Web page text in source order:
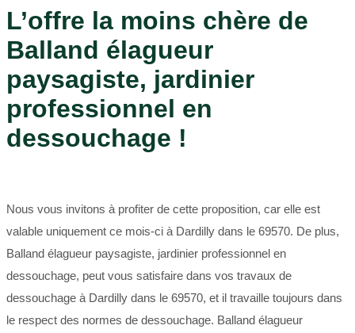
L’offre la moins chère de
Balland élagueur
paysagiste, jardinier
professionnel en
dessouchage !
Nous vous invitons à profiter de cette proposition, car elle est
valable uniquement ce mois-ci à Dardilly dans le 69570. De plus,
Balland élagueur paysagiste, jardinier professionnel en
dessouchage, peut vous satisfaire dans vos travaux de
dessouchage à Dardilly dans le 69570, et il travaille toujours dans
le respect des normes de dessouchage. Balland élagueur